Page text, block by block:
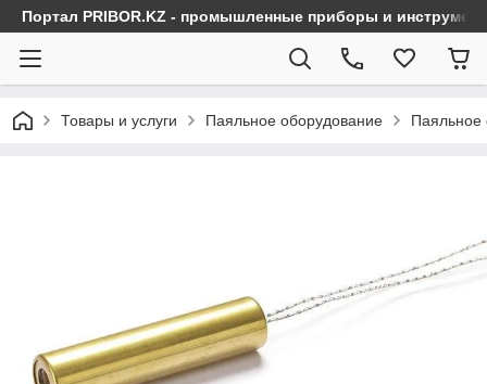
Портал PRIBOR.KZ - промышленные приборы и
Товары и услуги Паяльное оборудование Паяльное